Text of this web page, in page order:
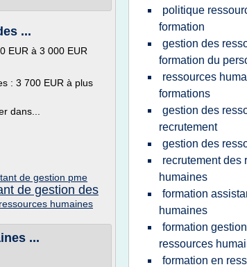
...
EUR à 3 000 EUR
: 3 700 EUR à plus
dans...
de gestion pme
de gestion des
humaines
...
politique
formation
gestion des
formation du
ressources
formations
gestion des
recrutement
gestion des
recrutement des
humaines
formation
humaines
formation
ressources
formation en